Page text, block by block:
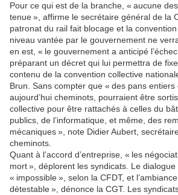
Pour ce qui est de la branche, « aucune
tenue », affirme le secrétaire général de la
patronat du rail fait blocage et la
niveau vantée par le gouvernement ne
en est, « le gouvernement a anticipé
préparant un décret qui lui permettra de
contenu de la convention collective
Brun. Sans compter que « des pans entiers
aujourd’hui cheminots, pourraient être
collective pour être rattachés à celles du
publics, de l’informatique, et même, des
mécaniques », note Didier Aubert,
cheminots.
Quant à l’accord d’entreprise, « les
mort », déplorent les syndicats. Le
« impossible », selon la CFDT, et
détestable », dénonce la CGT. Les